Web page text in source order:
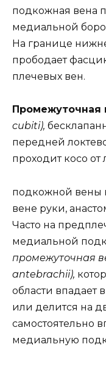
подкожная вена
медиальной
На границе
прободает
плечевых вен.
Промежуточная
cubiti),
передней
проходит косо от
подкожной вены
вене руки,
Часто на
медиальной
промежуточная
antebrachii),
области впадает
или делится на
самостоятельно
медиальную